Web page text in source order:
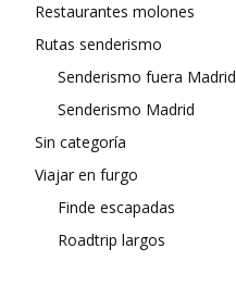
Restaurantes molones
Rutas senderismo
Senderismo fuera Madrid
Senderismo Madrid
Sin categoría
Viajar en furgo
Finde escapadas
Roadtrip largos